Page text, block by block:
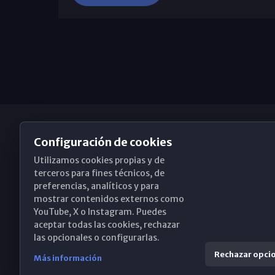
Obispado de Málaga
Santa María, 18-20. 29015 Málaga
(+34) 952 224 386
Configuración de cookies
Utilizamos cookies propias y de
terceros para fines técnicos, de
preferencias, analíticos y para
mostrar contenidos externos como
YouTube, X o Instagram. Puedes
aceptar todas las cookies, rechazar
las opcionales o configurarlas.
Más información Rechazar